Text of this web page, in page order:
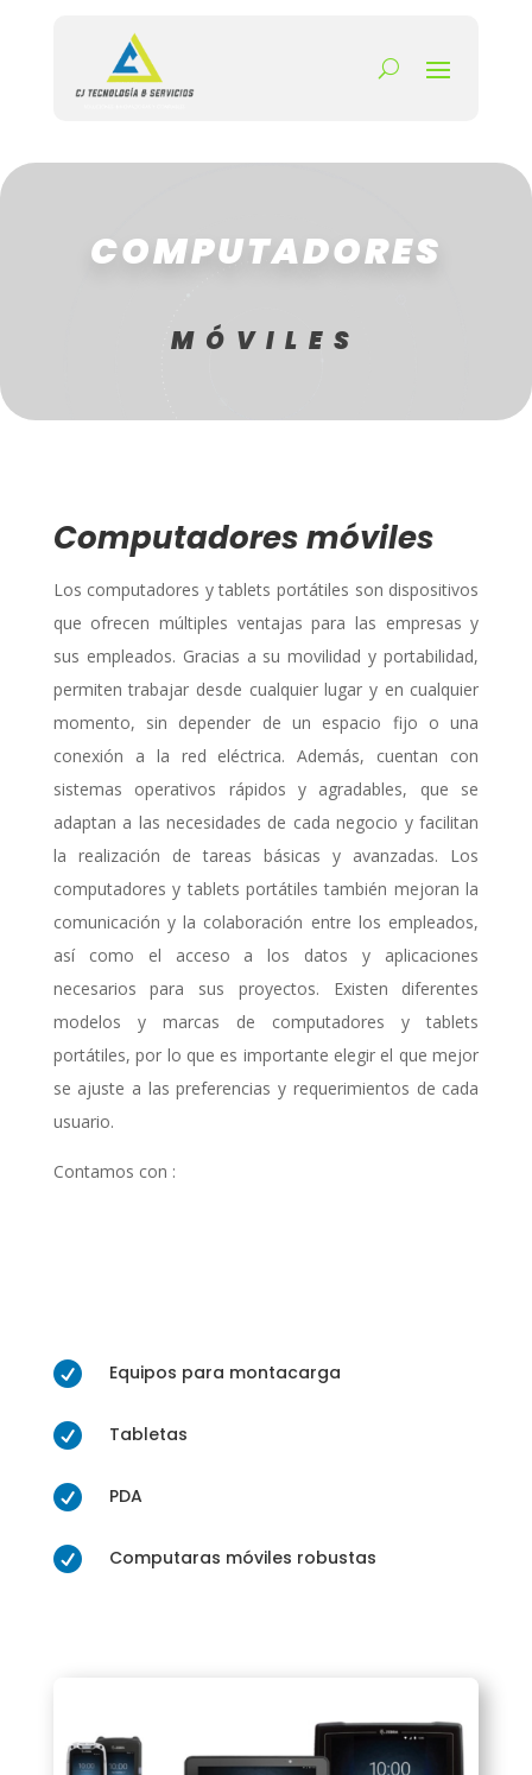
COMPUTADORES
MÓVILES
Computadores móviles
Los computadores y tablets portátiles son dispositivos
que ofrecen múltiples ventajas para las empresas y
sus empleados. Gracias a su movilidad y portabilidad,
permiten trabajar desde cualquier lugar y en cualquier
momento, sin depender de un espacio fijo o una
conexión a la red eléctrica. Además, cuentan con
sistemas operativos rápidos y agradables, que se
adaptan a las necesidades de cada negocio y facilitan
la realización de tareas básicas y avanzadas. Los
computadores y tablets portátiles también mejoran la
comunicación y la colaboración entre los empleados,
así como el acceso a los datos y aplicaciones
necesarios para sus proyectos. Existen diferentes
modelos y marcas de computadores y tablets
portátiles, por lo que es importante elegir el que mejor
se ajuste a las preferencias y requerimientos de cada
usuario.
Contamos con :
 Equipos para montacarga
 Tabletas
 PDA
 Computaras móviles robustas